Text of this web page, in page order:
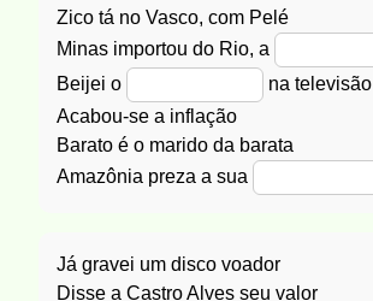
Zico tá no Vasco, com Pelé
Minas importou do Rio, a
Beijei o
na televisão
Acabou-se a inflação
Barato é o marido da barata
Amazônia preza a sua
Já gravei um disco voador
Disse a Castro Alves seu valor